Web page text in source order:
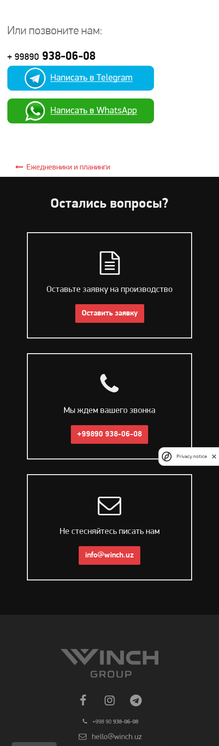
Или позвоните нам:
+ 99890 938-06-08
Ежедневники и планинги
Остались вопросы?
Оставьте заявку на производство
Оставить заявку
Мы ждем вашего звонка
+99890 938-06-08
Не стесняйтесь писать нам
info@winch.uz
+998 90938-06-08
hello@winch.uz
Privacy notice